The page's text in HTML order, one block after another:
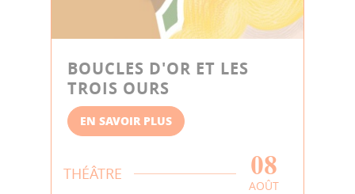
BOUCLES D'OR ET LES
TROIS OURS
EN SAVOIR PLUS
THÉÂTRE 08
AOÛT